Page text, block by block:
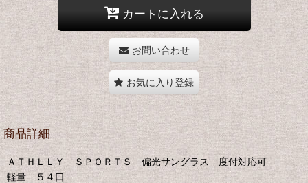
カートに入れる
お問い合わせ
お気に入り登録
商品詳細
ＡＴＨＬＬＹ ＳＰＯＲＴＳ 偏光サングラス 度付対応可
軽量 ５４口